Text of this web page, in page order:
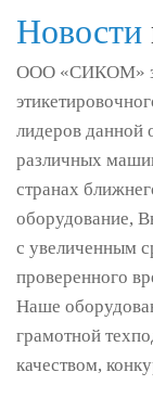
Новости
ООО «СИКОМ»
лидеров данной
различных
странах
оборудование,
с увеличенным
проверенного
Наше
грамотной
качеством,